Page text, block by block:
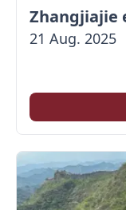
21 Aug. 2025